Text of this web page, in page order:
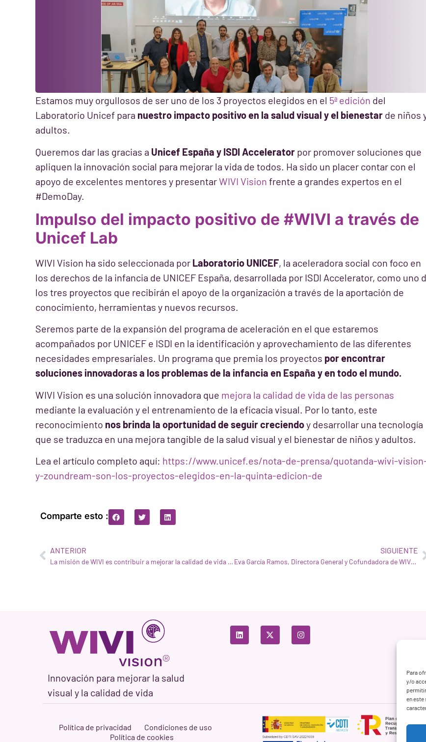
Para
y/o
en este
Estamos muy orgullosos de ser uno de los 3 proyectos elegidos en el 5ª edición del
Laboratorio Unicef para nuestro impacto positivo en la salud visual y el bienestar de niños
adultos.
Queremos dar las gracias a Unicef España y ISDI Accelerator por promover soluciones que
apliquen la innovación social para mejorar la vida de todos. Ha sido un placer contar con el
apoyo de excelentes mentores y presentarWIVI Vision frente a grandes expertos en el
#DemoDay.
Impulso del impacto positivo de #WIVI a través de
Unicef Lab
WIVI Vision ha sido seleccionada por Laboratorio UNICEF, la aceleradora social con foco en
los derechos de la infancia de UNICEF España, desarrollada por ISDI Accelerator, como uno
los tres proyectos que recibirán el apoyo de la organización a través de la aportación de
conocimiento, herramientas y nuevos recursos.
Seremos parte de la expansión del programa de aceleración en el que estaremos
acompañados por UNICEF e ISDI en la identificación y aprovechamiento de las diferentes
necesidades empresariales. Un programa que premia los proyectos por encontrar
soluciones innovadoras a los problemas de la infancia en España y en todo el mundo.
WIVI Vision es una solución innovadora que mejora la calidad de vida de las personas
mediante la evaluación y el entrenamiento de la eficacia visual. Por lo tanto, este
reconocimiento nos brinda la oportunidad de seguir creciendoy desarrollar una tecnología
que se traduzca en una mejora tangible de la salud visual y el bienestar de niños y adultos.
Lea el artículo completo aquí: https://www.unicef.es/nota-de-prensa/quotanda-wivi-
y-zoundream-son-los-proyectos-elegidos-en-la-quinta-edicion-de
Comparte esto :
ANTERIOR
La misión de WIVI es contribuir a mejorar la calidad de vida de las personas
SIGUIENTE
Eva García Ramos, Directora General y Cofundadora de WIVI Vision, ganadora del Hearst Lab
Innovación para mejorar la salud
visual y la calidad de vida
Política de privacidad
Condiciones de uso
Política de cookies